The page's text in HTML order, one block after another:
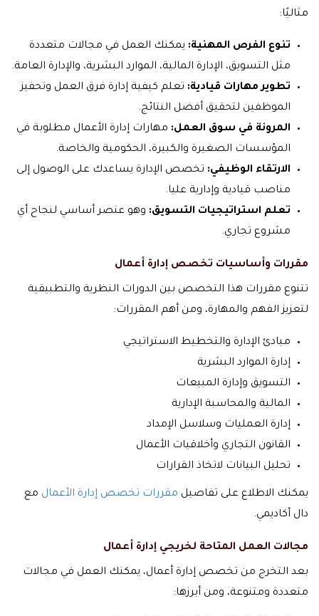
مثاليًا:
تنوع الفرص المهنية: يمكنك العمل في مجالات متعددة
مثل التسويق، الإدارة المالية، الموارد البشرية، والإدارة العامة.
تطوير مهارات قيادية: تعلم كيفية إدارة فرق العمل وتحفيز
الموظفين لتحقيق أفضل النتائج.
المرونة في سوق العمل: مهارات إدارة الأعمال مطلوبة في
المؤسسات الصغيرة والكبيرة، الحكومية والخاصة.
الارتقاء الوظيفي: تخصص الإدارة يساعدك على الوصول إلى
مناصب قيادية وإدارية عليا.
تعلم استراتيجيات التسويق: وهو عنصر أساسي لنجاح أي
مشروع تجاري.
مقررات وأساسيات تخصص إدارة أعمال
تتنوع مقررات هذا التخصص بين الدورات النظرية والتطبيقية
لتعزيز الفهم والمهارة، ومن أهم المقررات:
مبادئ الإدارة والتخطيط الاستراتيجي
إدارة الموارد البشرية
التسويق وإدارة المبيعات
المالية والمحاسبة الإدارية
إدارة العمليات وسلاسل الإمداد
القانون التجاري وأخلاقيات الأعمال
تحليل البيانات لاتخاذ القرارات
يمكنك الاطلاع على تفاصيل مقررات تخصص إدارة الأعمال مع
دال أكاديمي.
مجالات العمل المتاحة لخريجي إدارة أعمال
بعد التخرج من تخصص إدارة أعمال، يمكنك العمل في مجالات
متعددة ومتنوعة، ومن أبرزها: